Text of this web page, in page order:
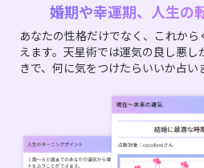
婚期や幸運期、人生の
あなたの性格だけでなく、これか
えます。天星術では運気の良し悪
きで、何に気をつけたらいいか占い